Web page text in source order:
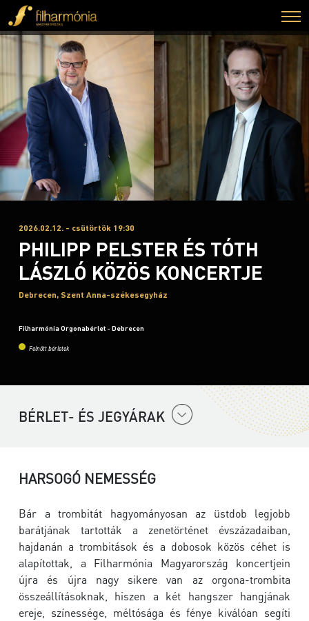
2026.02.12. - csütörtök 19:30
PHILIPP PELSTER ÉS TÓTH
LÁSZLÓ KÖZÖS KONCERTJE
Debrecen, Szent Anna-székesegyház
Filharmónia Orgonabérlet - Debrecen
Felnőtt bérletek
BÉRLET- ÉS JEGYÁRAK
HARSOGÓ NEMESSÉG
Bár a trombitát hagyományosan az üstdob legjobb
barátjának tartották a zenetörténet évszázadaiban,
hajdanán a trombitások és a dobosok közös céhet is
alapítottak, a Filharmónia Magyarország koncertjein
újra és újra nagy sikere van az orgona-trombita
összeállításoknak, hiszen a két hangszer hangjának
ereje, színessége, méltósága és fénye kiválóan segíti